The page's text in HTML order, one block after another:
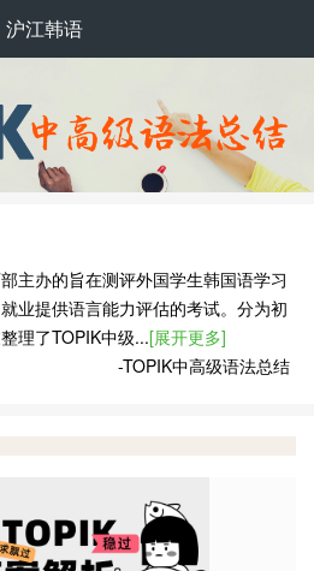
沪江韩语
主办的旨在测评外国学生韩国语学习
业提供语言能力评估的考试。分为初
理了TOPIK中级...[展开更多]
-TOPIK中高级语法总结